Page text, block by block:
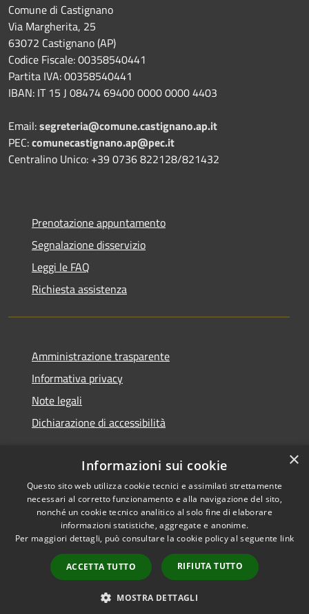
Comune di Castignano
Via Margherita, 25
63072 Castignano (AP)
Codice Fiscale: 00358540441
Partita IVA: 00358540441
IBAN: IT 15 J 08474 69400 0000 0000 4403
Email:segreteria@comune.castignano.ap.it
PEC:comunecastignano.ap@pec.it
Centralino Unico: +39 0736 822128/821432
Prenotazione appuntamento
Segnalazione disservizio
Leggi le FAQ
Richiesta assistenza
Amministrazione trasparente
Informativa privacy
Note legali
Dichiarazione di accessibilità
RSS
Accessibilità
Cookie
Mappa del sito
Extranet
Copyright © 2026 • Comune di
Castignano • Powered by
Municipium•Accesso
redazione
×
Informazioni sui cookie
Questo sito web utilizza cookie tecnici e assimilati strettamente
necessari al corretto funzionamento e alla navigazione del sito,
nonché un cookie tecnico analitico al solo fine di elaborare
informazioni statistiche, aggregate e anonime.
Per maggiori dettagli, può consultare la cookie policy al seguente link
ACCETTA TUTTO RIFIUTA TUTTO
MOSTRA DETTAGLI